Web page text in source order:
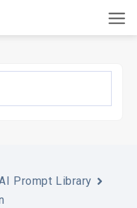
Prompt Library